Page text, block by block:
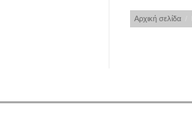
Αρχική σελίδα